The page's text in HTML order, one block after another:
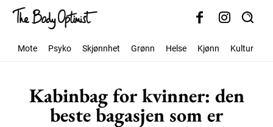
Mote Psyko Skjønnhet Grønn Helse Kjønn Kultur
Kabinbag for kvinner: den
beste bagasjen som er